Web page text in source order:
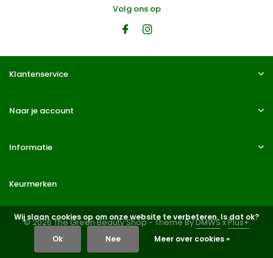
Volg ons op
Klantenservice
Naar je account
Informatie
Keurmerken
© 2026 The Green Beauty Shop - Theme ByDMWSxPlus+
Wij slaan cookies op om onze website te verbeteren. Is dat ok?
Ok Nee Meer over cookies »